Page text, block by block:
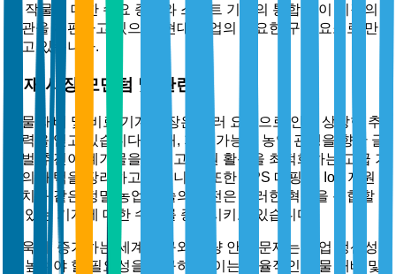
익 작물에 대한 수요 증가와 스마트 기술의 통합은 이 시장의
경관을 재편하고 있으며, 현대 농업의 중요한 구성 요소로 만
들고 있습니다.
현재 시장 모멘텀 및 관련성
식물 재배 및 비료 기계 시장은 여러 요인으로 인해 상당한 추
진력을 얻고 있습니다. 첫째, 지속 가능한 농업 관행을 향한 글
로벌 추진이 폐기물을 줄이고 자원 활용을 최적화하는 고급 기
계의 채택을 장려하고 있습니다. 또한 GPS 매핑 및 IoT 지원
장치와 같은 정밀 농업 기술의 발전은 이러한 혁신을 통합할
수 있는 기계에 대한 수요를 증가시키고 있습니다.
더욱이, 증가하는 세계 인구와 식량 안전 문제는 농업 생산성
을 높여야 할 필요성을 요구하며, 이는 효율적인 식물 재배 및